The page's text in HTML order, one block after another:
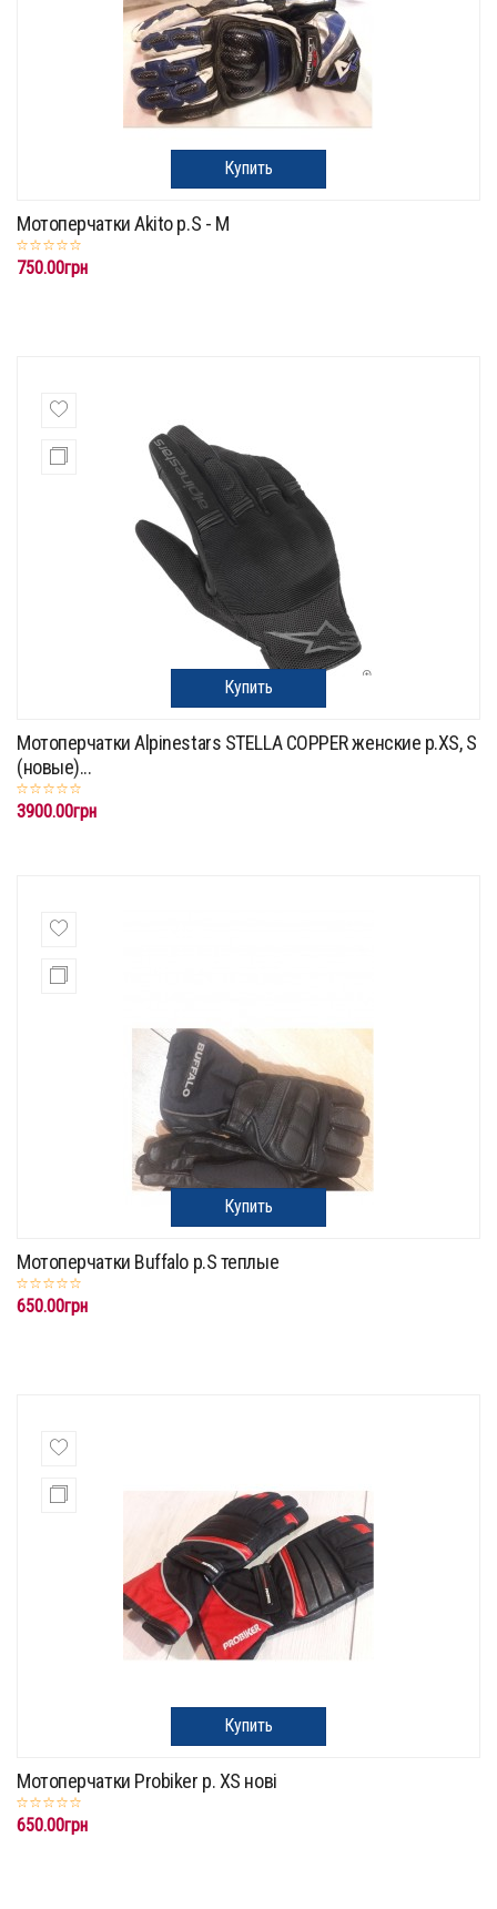
Купить
Мотоперчатки Akito p.S - M
750.00грн
Купить
Мотоперчатки Alpinestars STELLA COPPER женские p.XS, S
(новые)...
3900.00грн
Купить
Мотоперчатки Buffalo р.S теплые
650.00грн
Купить
Мотоперчатки Probiker p. XS нові
650.00грн